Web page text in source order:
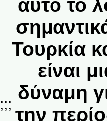
αυτό το
Τουρκία
είναι
δύναμη
την